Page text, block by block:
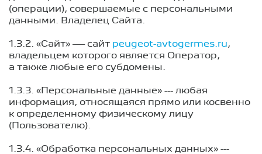
(операции), совершаемые с персональными
данными. Владелец Сайта.
1.3.2. «Сайт» — сайт peugeot-avtogermes.ru ,
владельцем которого является Оператор,
а также любые его субдомены.
1.3.3. «Персональные данные» --- любая
информация, относящаяся прямо или косвенно
к определенному физическому лицу
(Пользователю).
1.3.4. «Обработка персональных данных» ---